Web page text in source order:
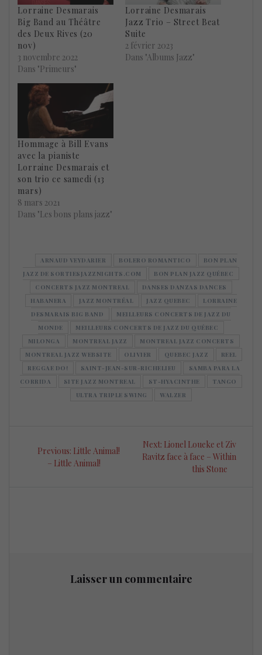
Lorraine Desmarais
Big Band au Théâtre
des Deux Rives (20
nov)
3 novembre 2022
Dans "Primeurs"
Lorraine Desmarais
Jazz Trio – Street Beat
Suite
2 février 2023
Dans "Albums Jazz"
Hommage à Bill Evans
avec la pianiste
Lorraine Desmarais et
son trio ce samedi (13
mars)
8 mars 2021
Dans "Les bons plans jazz"
ARNAUD VEYDARIER BOLERO ROMANTICO
BON PLAN
JAZZ DE SORTIESJAZZNIGHTS.COM
BON PLAN JAZZ QUÉBEC
CONCERTS JAZZ MONTREAL
DANSES DANZAS DANCES
HABANERA
JAZZ MONTRÉAL JAZZ QUEBEC
LORRAINE
DESMARAIS BIG BAND
MEILLEURS CONCERTS DE JAZZ DU
MONDE
MEILLEURS CONCERTS DE JAZZ DU QUÉBEC
MILONGA
MONTREAL JAZZ
MONTREAL JAZZ CONCERTS
MONTREAL JAZZ WEBSITE
OLIVIER QUEBEC JAZZ
REEL
REGGAE DO!
SAINT-JEAN-SUR-RICHELIEU
SAMBA PARA LA
CORRIDA
SITE JAZZ MONTREAL ST-HYACINTHE
TANGO
ULTRA TRIPLE SWING
WALZER
Previous: Previous
post:
Little Animal!
– Little Animal!
Next: Next
post:
Lionel Loueke et Ziv
Ravitz face à face – Within
this Stone
Laisser un commentaire